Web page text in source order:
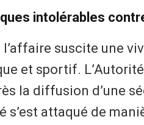
intolérables
l’affaire suscite une
et sportif.
la diffusion d’une
s’est attaqué de